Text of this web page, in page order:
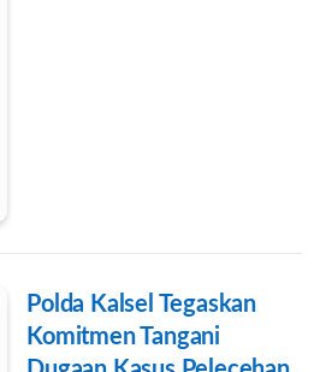
Polda Kalsel Tegaskan
Komitmen Tangani